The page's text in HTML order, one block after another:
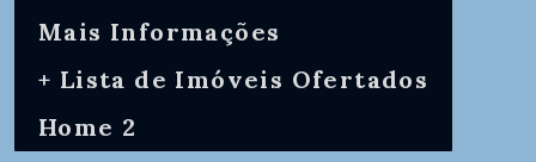
Mais Informações
+ Lista de Imóveis Ofertados
Home 2